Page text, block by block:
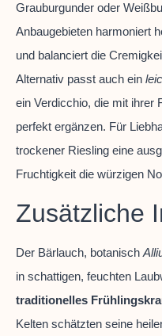
Grauburgunder oder
Anbaugebieten harmoniert
und balanciert die
Alternativ passt auch ein
ein Verdicchio, die mit ihrer
perfekt ergänzen. Für
trockener Riesling eine
Fruchtigkeit die würzigen
Zusätzliche
Der Bärlauch, botanisch
in schattigen, feuchten
traditionelles
Kelten schätzten seine